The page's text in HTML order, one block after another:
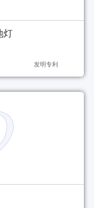
灯
发明专利